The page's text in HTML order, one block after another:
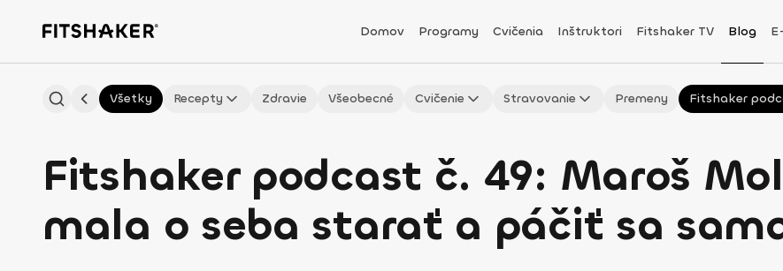
Domov Programy Cvičenia Inštruktori Fitshaker TV Blog
Všetky Recepty Zdravie Všeobecné Cvičenie Stravovanie Premeny Fitshaker
Fitshaker podcast č. 49: Maroš
mala o seba starať a páčiť sa